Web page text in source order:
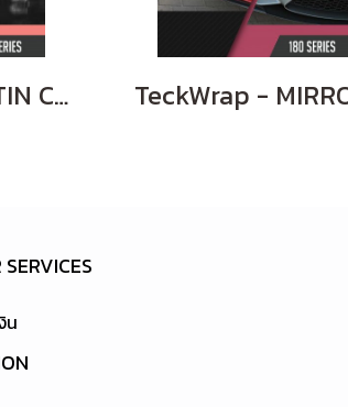
TeckWrap - SATIN CHROME
น